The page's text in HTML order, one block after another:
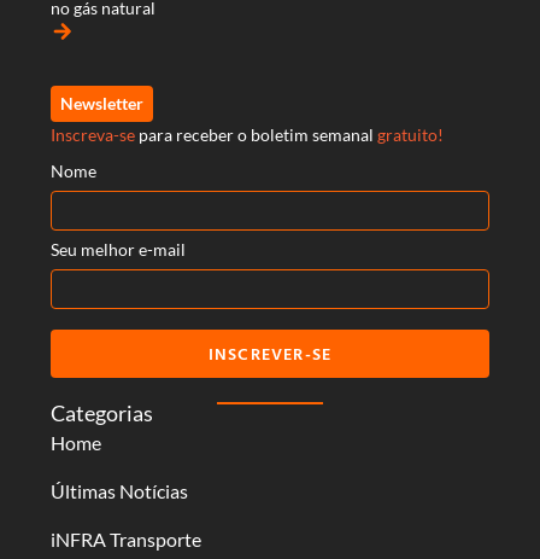
Categorias
Home
Últimas Notícias
iNFRA Transporte
no gás natural
arrow_forward
Newsletter
Inscreva-se para receber o boletim semanal gratuito!
Nome
Seu melhor e-mail
INSCREVER-SE